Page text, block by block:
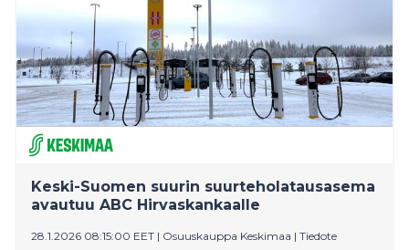
Keski-Suomen suurin suurteholatausasema
avautuu ABC Hirvaskankaalle
28.1.2026 08:15:00 EET | Osuuskauppa Keskimaa | Tiedote